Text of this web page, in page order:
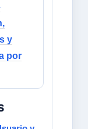
y
por